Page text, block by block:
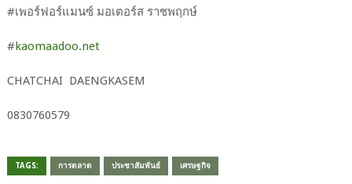
#​เพอร์ฟอร์แมนซ์ มอเตอร์ส ราชพฤกษ์
#​kaomaadoo.net
CHATCHAI​ DAENGKASEM​
0830760579​
TAGS: การตลาด ประชาสัมพันธ์ เศรษฐกิจ